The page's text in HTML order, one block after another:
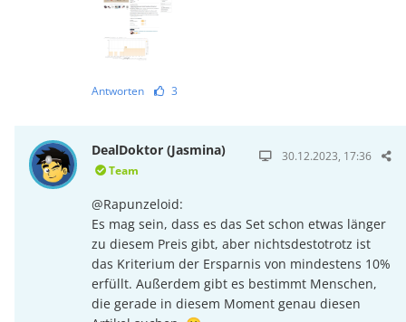
Antworten 3
DealDoktor (Jasmina)
Team
30.12.2023, 17:36
@Rapunzeloid:
Es mag sein, dass es das Set schon etwas länger
zu diesem Preis gibt, aber nichtsdestotrotz ist
das Kriterium der Ersparnis von mindestens 10%
erfüllt. Außerdem gibt es bestimmt Menschen,
die gerade in diesem Moment genau diesen